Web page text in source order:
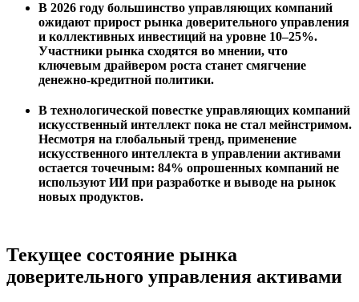
В 2026 году большинство управляющих компаний
ожидают прирост рынка доверительного управления
и коллективных инвестиций на уровне 10–25%.
Участники рынка сходятся во мнении, что
ключевым драйвером роста станет смягчение
денежно-кредитной политики.
В технологической повестке управляющих компаний
искусственный интеллект пока не стал мейнстримом.
Несмотря на глобальный тренд, применение
искусственного интеллекта в управлении активами
остается точечным: 84% опрошенных компаний не
используют ИИ при разработке и выводе на рынок
новых продуктов.
Текущее состояние рынка
доверительного управления активами